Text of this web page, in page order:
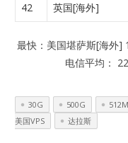
42 英国[海外]
最快：美国堪萨斯[海外]
电信平均：
30G 500G 512M
美国VPS
达拉斯